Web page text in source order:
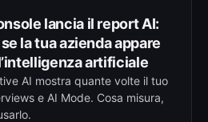
lancia il report AI:
la tua azienda appare
artificiale
AI mostra quante volte il tuo
e AI Mode. Cosa misura,